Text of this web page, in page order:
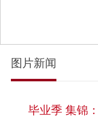
图片新闻
毕业季 集锦